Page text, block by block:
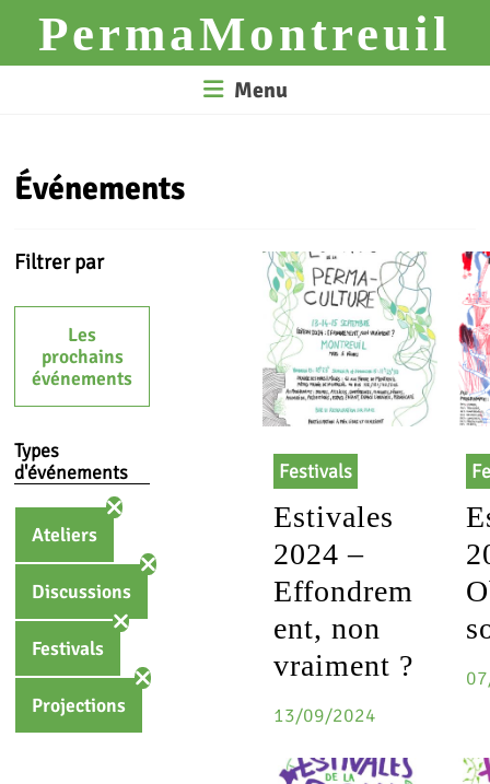
contentPermaMontreuil
Menu
Événements
Filtrer par
Les
prochains
événements
Types
d'événements
Ateliers
Discussions
Festivals
Projections
Festivals
Estivales
2024 –
Effondrem
ent, non
vraiment ?
13/09/2024